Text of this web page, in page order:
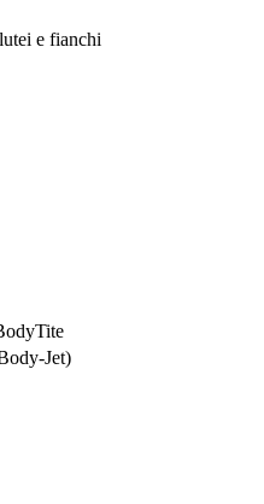
e fianchi
Jet)